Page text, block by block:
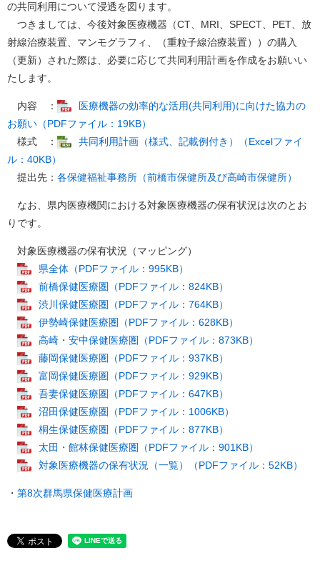
の共同利用について浸透を図ります。
つきましては、今後対象医療機器（CT、MRI、SPECT、PET、放
射線治療装置、マンモグラフィ、（重粒子線治療装置））の購入
（更新）された際は、必要に応じて共同利用計画を作成をお願いい
たします。
内容 ：
医療機器の効率的な活用(共同利用)に向けた協力の
お願い（PDFファイル：19KB）
様式 ：
共同利用計画（様式、記載例付き）（Excelファイ
ル：40KB）
提出先： 各保健福祉事務所（前橋市保健所及び高崎市保健所）
なお、県内医療機関における対象医療機器の保有状況は次のとお
りです。
対象医療機器の保有状況（マッピング）
県全体（PDFファイル：995KB）
前橋保健医療圏（PDFファイル：824KB）
渋川保健医療圏（PDFファイル：764KB）
伊勢崎保健医療圏（PDFファイル：628KB）
高崎・安中保健医療圏（PDFファイル：873KB）
藤岡保健医療圏（PDFファイル：937KB）
富岡保健医療圏（PDFファイル：929KB）
吾妻保健医療圏（PDFファイル：647KB）
沼田保健医療圏（PDFファイル：1006KB）
桐生保健医療圏（PDFファイル：877KB）
太田・館林保健医療圏（PDFファイル：901KB）
対象医療機器の保有状況（一覧）（PDFファイル：52KB）
・ 第8次群馬県保健医療計画